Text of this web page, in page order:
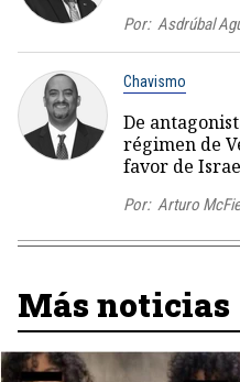
Por: Asdrúbal
Chavismo
De
régimen de
favor de
Por: Arturo
Más noticias